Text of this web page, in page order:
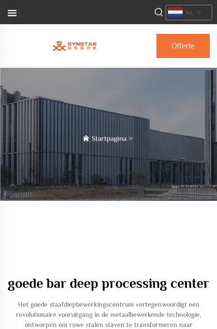
Offerte
aanvragen
NL
Startpagina >
goede bar deep processing center
Het goede staafdiepbewerkingscentrum vertegenwoordigt een
revolutionaire vooruitgang in de metaalbewerkende technologie,
ontworpen om ruwe stalen staven te transformeren naar